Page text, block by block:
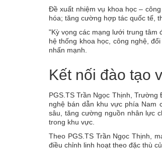
Đề xuất nhiệm vụ khoa học –
hóa; tăng cường hợp tác quốc tế,
"Kỳ vọng các mạng lưới trung tâm
hệ thống khoa học, công nghệ,
nhấn mạnh.
Kết nối đào tạo
PGS.TS Trần Ngọc Thịnh,
nghệ bán dẫn khu vực phía Nam
sâu, tăng cường nguồn nhân lực
trong khu vực.
Theo PGS.TS Trần Ngọc Thịnh,
điều chỉnh linh hoạt theo đặc thù